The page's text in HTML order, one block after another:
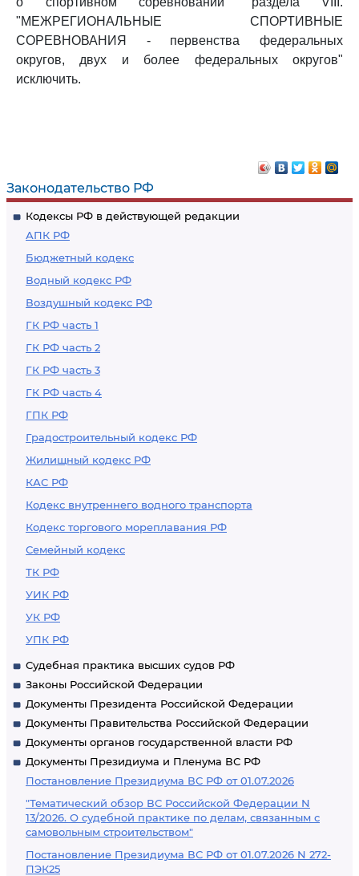
Законодательство РФ
Кодексы РФ в действующей редакции
АПК РФ
Бюджетный кодекс
Водный кодекс РФ
Воздушный кодекс РФ
ГК РФ часть 1
ГК РФ часть 2
ГК РФ часть 3
ГК РФ часть 4
ГПК РФ
Градостроительный кодекс РФ
Жилищный кодекс РФ
КАС РФ
Кодекс внутреннего водного транспорта
Кодекс торгового мореплавания РФ
Семейный кодекс
ТК РФ
УИК РФ
УК РФ
УПК РФ
Судебная практика высших судов РФ
Законы Российской Федерации
Документы Президента Российской Федерации
Документы Правительства Российской Федерации
Документы органов государственной власти РФ
Документы Президиума и Пленума ВС РФ
Постановление Президиума ВС РФ от 01.07.2026
"Тематический обзор ВС Российской Федерации N
13/2026. О судебной практике по делам, связанным с
самовольным строительством"
Постановление Президиума ВС РФ от 01.07.2026 N 272-
ПЭК25
"МЕЖРЕГИОНАЛЬНЫЕ СПОРТИВНЫЕ
СОРЕВНОВАНИЯ - первенства федеральных
округов, двух и более федеральных округов"
исключить.